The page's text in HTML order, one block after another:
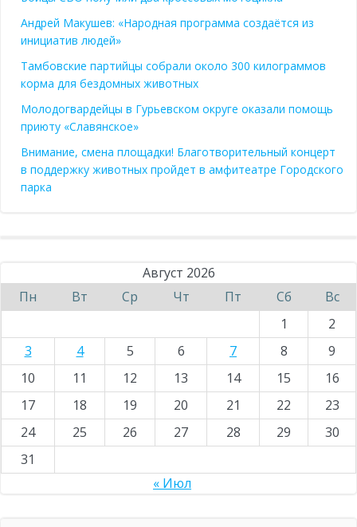
Андрей Макушев: «Народная программа создаётся из
инициатив людей»
Тамбовские партийцы собрали около 300 килограммов
корма для бездомных животных
Молодогвардейцы в Гурьевском округе оказали помощь
приюту «Славянское»
Внимание, смена площадки! Благотворительный концерт
в поддержку животных пройдет в амфитеатре Городского
парка
Август 2026
Пн
Вт Ср Чт Пт Сб
Вс
1
2
3
4 5 6 7 8
9
10
11 12 13 14 15
16
17
18 19 20 21 22
23
24
25 26 27 28 29
30
31
« Июл